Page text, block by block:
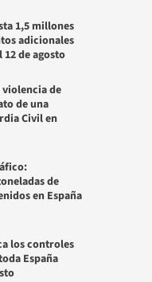
1,5 millones
adicionales
de agosto
de
de una
Civil en
de
en España
los controles
España